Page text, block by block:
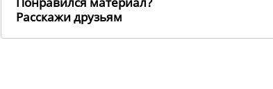
Расскажи друзьям